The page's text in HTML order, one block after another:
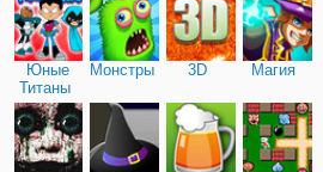
Юные
Титаны
Монстры 3D Магия